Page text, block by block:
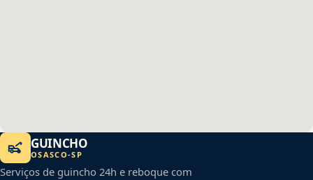
GUINCHO
OSASCO-SP
Serviços de guincho 24h e reboque com